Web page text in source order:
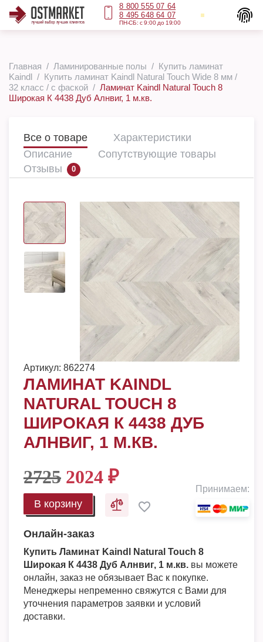
8 800 555 07 64
8 495 648 64 07
ПН-СБ: с 9:00 до 19:00
Главная Ламинированные полы
Купить ламинат
Kaindl
Купить ламинат Kaindl Natural Touch Wide 8 мм /
32 класс / с фаской
Ламинат Kaindl Natural Touch 8
Широкая К 4438 Дуб Алнвиг, 1 м.кв.
Все о товаре
Характеристики
Описание
Сопутствующие товары
Отзывы
0
Артикул: 862274
ЛАМИНАТ KAINDL
NATURAL TOUCH 8
ШИРОКАЯ К 4438 ДУБ
АЛНВИГ, 1 М.КВ.
2725 2024 ₽
В корзину
Принимаем:
Онлайн-заказ
Купить Ламинат Kaindl Natural Touch 8
Широкая К 4438 Дуб Алнвиг, 1 м.кв. вы можете
онлайн, заказ не обязывает Вас к покупке.
Менеджеры непременно свяжутся с Вами для
уточнения параметров заявки и условий
доставки.